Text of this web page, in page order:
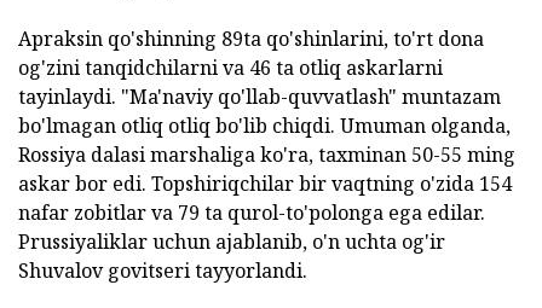
Apraksin qo'shinning 89ta qo'shinlarini, to'rt dona
og'zini tanqidchilarni va 46 ta otliq askarlarni
tayinlaydi. "Ma'naviy qo'llab-quvvatlash" muntazam
bo'lmagan otliq otliq bo'lib chiqdi. Umuman olganda,
Rossiya dalasi marshaliga ko'ra, taxminan 50-55 ming
askar bor edi. Topshiriqchilar bir vaqtning o'zida 154
nafar zobitlar va 79 ta qurol-to'polonga ega edilar.
Prussiyaliklar uchun ajablanib, o'n uchta og'ir
Shuvalov govitseri tayyorlandi.